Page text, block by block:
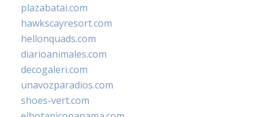
plazabatai.com
hawkscayresort.com
hellonquads.com
diarioanimales.com
decogaleri.com
unavozparadios.com
shoes-vert.com